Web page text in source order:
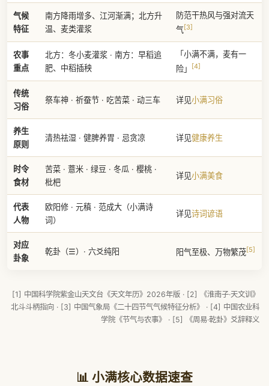
气候
特征
南方降雨增多、江河渐满；北方升
温、麦类灌浆
防范干热风与强对流天
气[3]
农事
重点
北方：冬小麦灌浆 · 南方：早稻追
肥、中稻插秧
「小满不满，麦有一
险」
[4]
传统
习俗
祭车神 · 祈蚕节 · 吃苦菜 · 动三车 详见小满习俗
养生
原则
清热祛湿 · 健脾养胃 · 忌贪凉 详见健康养生
时令
食材
苦菜 · 薏米 · 绿豆 · 冬瓜 · 樱桃 ·
枇杷
详见小满美食
代表
人物
欧阳修 · 元稹 · 范成大（小满诗
词）
详见诗词谚语
对应
卦象
乾卦（☰）· 六爻纯阳 阳气至极、万物繁茂[5]
[1] 中国科学院紫金山天文台《天文年历》2026年版 · [2] 《淮南子·天文训》
北斗斗柄指向 · [3] 中国气象局《二十四节气气候特征分析》 · [4] 中国农业科
学院《节气与农事》
· [5] 《周易·乾卦》爻辞释义
📊 小满核心数据速查